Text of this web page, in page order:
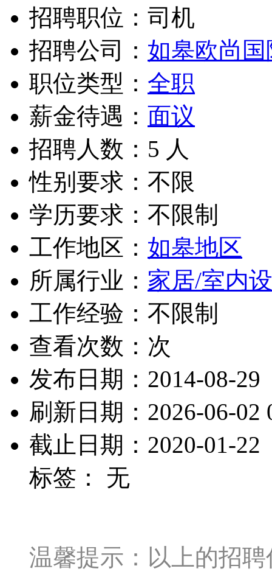
招聘职位：司机
招聘公司： 如皋欧尚
职位类型： 全职
薪金待遇： 面议
招聘人数：5 人
性别要求：不限
学历要求：不限制
工作地区： 如皋地区
所属行业： 家居/室内
工作经验：不限制
查看次数： 次
发布日期：2014-08-29
刷新日期：2026-06-02
截止日期：2020-01-22
标签： 无
温馨提示：以上的招